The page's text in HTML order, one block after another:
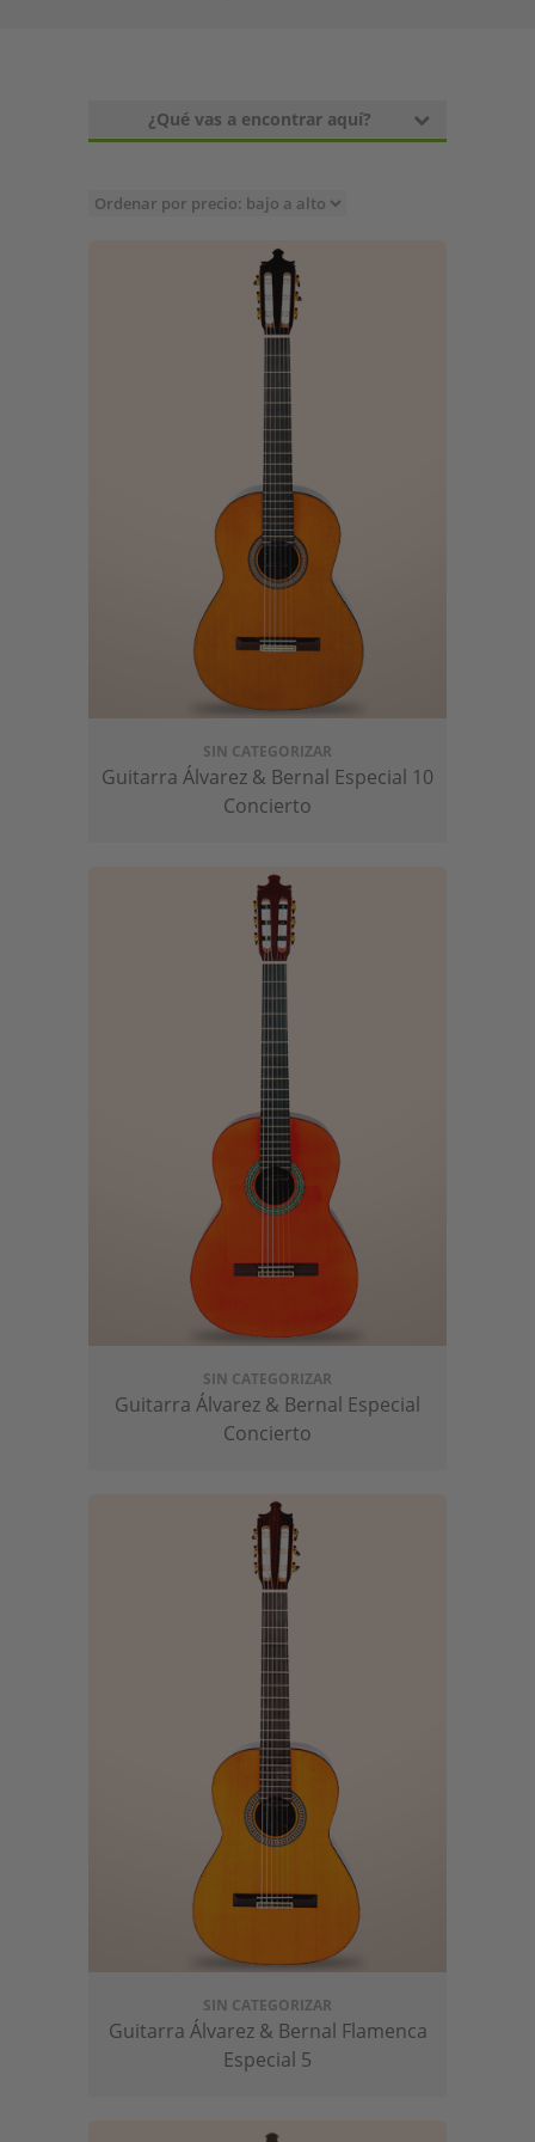
¿Qué vas a encontrar aquí?
SIN CATEGORIZAR
Guitarra Álvarez & Bernal Especial 10
Concierto
SIN CATEGORIZAR
Guitarra Álvarez & Bernal Especial
Concierto
SIN CATEGORIZAR
Guitarra Álvarez & Bernal Flamenca
Especial 5